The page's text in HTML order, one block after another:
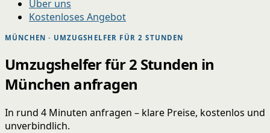
Über uns
Kostenloses Angebot
MÜNCHEN · UMZUGSHELFER FÜR 2 STUNDEN
Umzugshelfer für 2 Stunden in
München anfragen
In rund 4 Minuten anfragen – klare Preise, kostenlos und
unverbindlich.